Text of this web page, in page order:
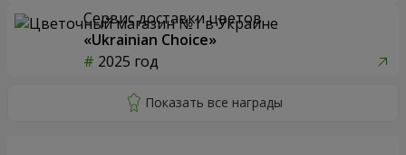
Сервис доставки цветов
«Ukrainian Choice»
2025 год